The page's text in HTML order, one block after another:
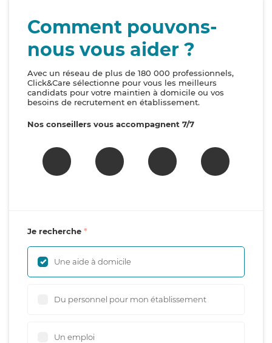
Comment pouvons-
nous vous aider ?
Avec un réseau de plus de 180 000 professionnels,
Click&Care sélectionne pour vous les meilleurs
candidats pour votre maintien à domicile ou vos
besoins de recrutement en établissement.
Nos conseillers vous accompagnent 7/7
Je recherche
Une aide à domicile
Du personnel pour mon établissement
Un emploi